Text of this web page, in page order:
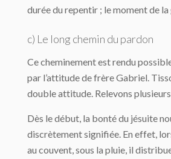
durée du repentir ; le moment de la
c) Le long chemin du pardon
Ce cheminement est rendu
par l’attitude de frère Gabriel.
double attitude. Relevons
Dès le début, la bonté du jésuite
discrètement signifiée. En effet,
au couvent, sous la pluie, il